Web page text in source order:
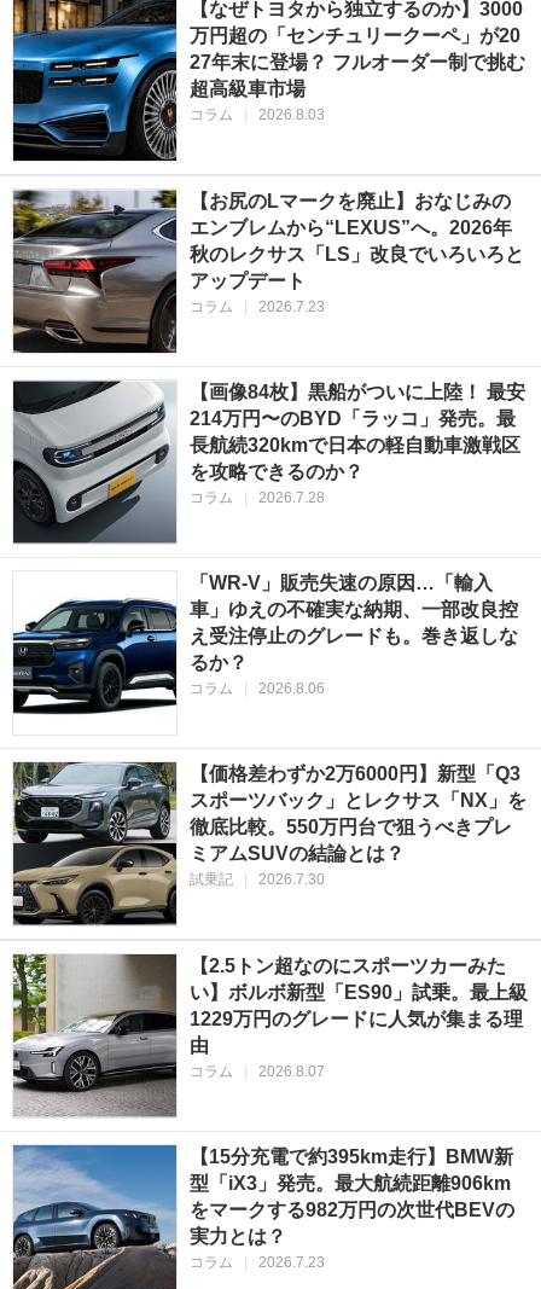
【なぜトヨタから独立するのか】3000
万円超の「センチュリークーペ」が20
27年末に登場？ フルオーダー制で挑む
超高級車市場
コラム 2026.8.03
【お尻のLマークを廃止】おなじみの
エンブレムから“LEXUS”へ。2026年
秋のレクサス「LS」改良でいろいろと
アップデート
コラム 2026.7.23
【画像84枚】黒船がついに上陸！ 最安
214万円〜のBYD「ラッコ」発売。最
長航続320kmで日本の軽自動車激戦区
を攻略できるのか？
コラム 2026.7.28
「WR-V」販売失速の原因…「輸入
車」ゆえの不確実な納期、一部改良控
え受注停止のグレードも。巻き返しな
るか？
コラム 2026.8.06
【価格差わずか2万6000円】新型「Q3
スポーツバック」とレクサス「NX」を
徹底比較。550万円台で狙うべきプレ
ミアムSUVの結論とは？
試乗記 2026.7.30
【2.5トン超なのにスポーツカーみた
い】ボルボ新型「ES90」試乗。最上級
1229万円のグレードに人気が集まる理
由
コラム 2026.8.07
【15分充電で約395km走行】BMW新
型「iX3」発売。最大航続距離906km
をマークする982万円の次世代BEVの
実力とは？
コラム | 2026.7.23